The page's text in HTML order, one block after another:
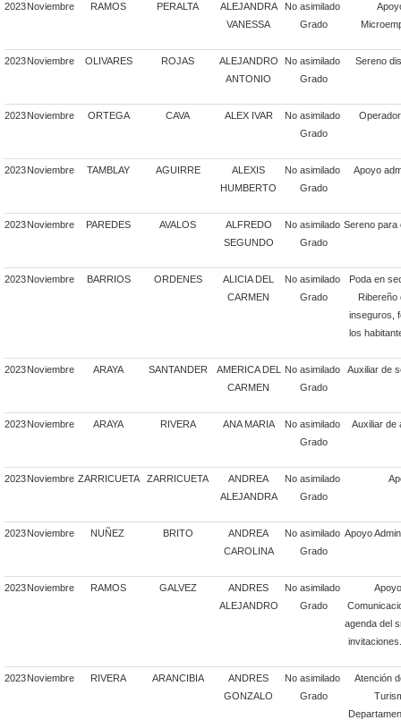
2023Noviembre RAMOS PERALTA
ALEJANDRA
VANESSA
No asimilado
Grado
2023Noviembre OLIVARES ROJAS
ALEJANDRO
ANTONIO
No asimilado
Grado
Sereno
2023Noviembre ORTEGA CAVA ALEX IVAR
No asimilado
Grado
2023Noviembre TAMBLAY AGUIRRE
ALEXIS
HUMBERTO
No asimilado
Grado
Apoyo
2023Noviembre PAREDES AVALOS
ALFREDO
SEGUNDO
No asimilado
Grado
Sereno para
2023Noviembre BARRIOS ORDENES
ALICIA DEL
CARMEN
No asimilado
Grado
Poda en
Ribereño
inseguros,
los
2023Noviembre ARAYA SANTANDER
AMERICA DEL
CARMEN
No asimilado
Grado
Auxiliar de
2023Noviembre ARAYA RIVERA ANA MARIA
No asimilado
Grado
Auxiliar de
2023Noviembre ZARRICUETA ZARRICUETA
ANDREA
ALEJANDRA
No asimilado
Grado
2023Noviembre NUÑEZ BRITO
ANDREA
CAROLINA
No asimilado
Grado
Apoyo
2023Noviembre RAMOS GALVEZ
ANDRES
ALEJANDRO
No asimilado
Grado
agenda del
2023Noviembre RIVERA ARANCIBIA
ANDRES
GONZALO
No asimilado
Grado
Atención